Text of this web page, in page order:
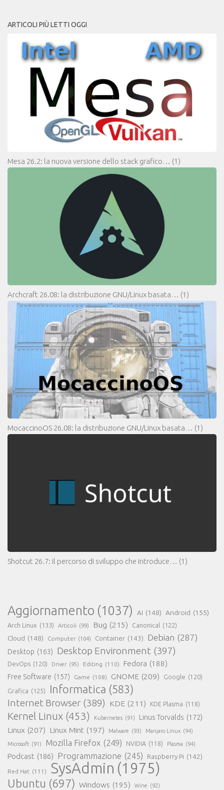
ARTICOLI PIÙ LETTI OGGI
Mesa 26.2: la nuova versione dello stack grafico… (1)
Archcraft 26.08: la distribuzione GNU/Linux basata… (1)
MocaccinoOS 26.08: la distribuzione GNU/Linux basata… (1)
Shotcut 26.7: il percorso di sviluppo che introduce… (1)
Aggiornamento (1037) AI (148) Android (155)
Arch Linux (133) Articoli (99) Bug (215) Canonical (122)
Cloud (148) Computer (104) Container (143) Debian (287)
Desktop (163) Desktop Environment (397)
DevOps (120) Driver (95) Editing (110) Fedora (188)
Free Software (157) Game (108) GNOME (209) Google (120)
Grafica (125) Informatica (583)
Internet Browser (389) KDE (211) KDE Plasma (118)
Kernel Linux (453) Kubernetes (91) Linus Torvalds (172)
Linux (207) Linux Mint (197) Malware (93) Manjaro Linux (94)
Microsoft (91) Mozilla Firefox (249) NVIDIA (118) Plasma (94)
Podcast (186) Programmazione (245) Raspberry Pi (142)
Red Hat (111) SysAdmin (1975)
Ubuntu (697) Windows (195) Wine (92)